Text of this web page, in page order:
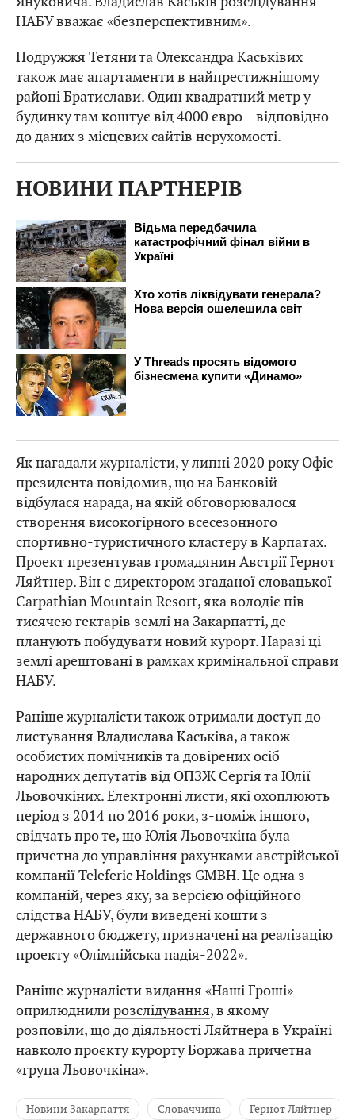
НАБУ вважає «безперспективним».
Подружжя Тетяни та Олександра Каськівих
також має апартаменти в найпрестижнішому
районі Братислави. Один квадратний метр у
будинку там коштує від 4000 євро – відповідно
до даних з місцевих сайтів нерухомості.
НОВИНИ ПАРТНЕРІВ
Як нагадали журналісти, у липні 2020 року Офіс
президента повідомив, що на Банковій
відбулася нарада, на якій обговорювалося
створення високогірного всесезонного
спортивно-туристичного кластеру в Карпатах.
Проект презентував громадянин Австрії Гернот
Ляйтнер. Він є директором згаданої словацької
Carpathian Mountain Resort, яка володіє пів
тисячею гектарів землі на Закарпатті, де
планують побудувати новий курорт. Наразі ці
землі арештовані в рамках кримінальної справи
НАБУ.
Раніше журналісти також отримали доступ до
листування Владислава Каськіва, а також
особистих помічників та довірених осіб
народних депутатів від ОПЗЖ Сергія та Юлії
Льовочкіних. Електронні листи, які охоплюють
період з 2014 по 2016 роки, з-поміж іншого,
свідчать про те, що Юлія Льовочкіна була
причетна до управління рахунками австрійської
компанії Teleferic Holdings GMBH. Це одна з
компаній, через яку, за версією офіційного
слідства НАБУ, були виведені кошти з
державного бюджету, призначені на реалізацію
проекту «Олімпійська надія-2022».
Раніше журналісти видання «Наші Гроші»
оприлюднилирозслідування, в якому
розповіли, що до діяльності Ляйтнера в Україні
навколо проєкту курорту Боржава причетна
«група Льовочкіна».
Новини Закарпаття Словаччина Гернот Ляйтнер